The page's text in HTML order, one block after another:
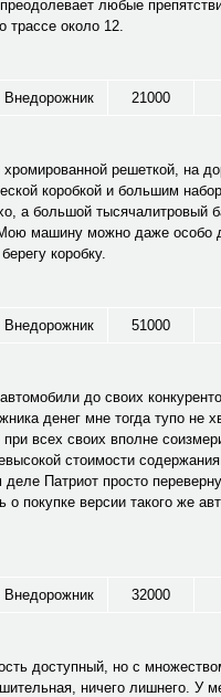
любые
трассе около 12.
Внедорожник 21000
решеткой, на
коробкой и большим
а большой тысячалитровый
машину можно даже особо
коробку.
Внедорожник 51000
до своих
денег мне тогда тупо не
всех своих вполне
стоимости
Патриот просто
покупке версии такого же
Внедорожник 32000
доступный, но с
ничего лишнего. У